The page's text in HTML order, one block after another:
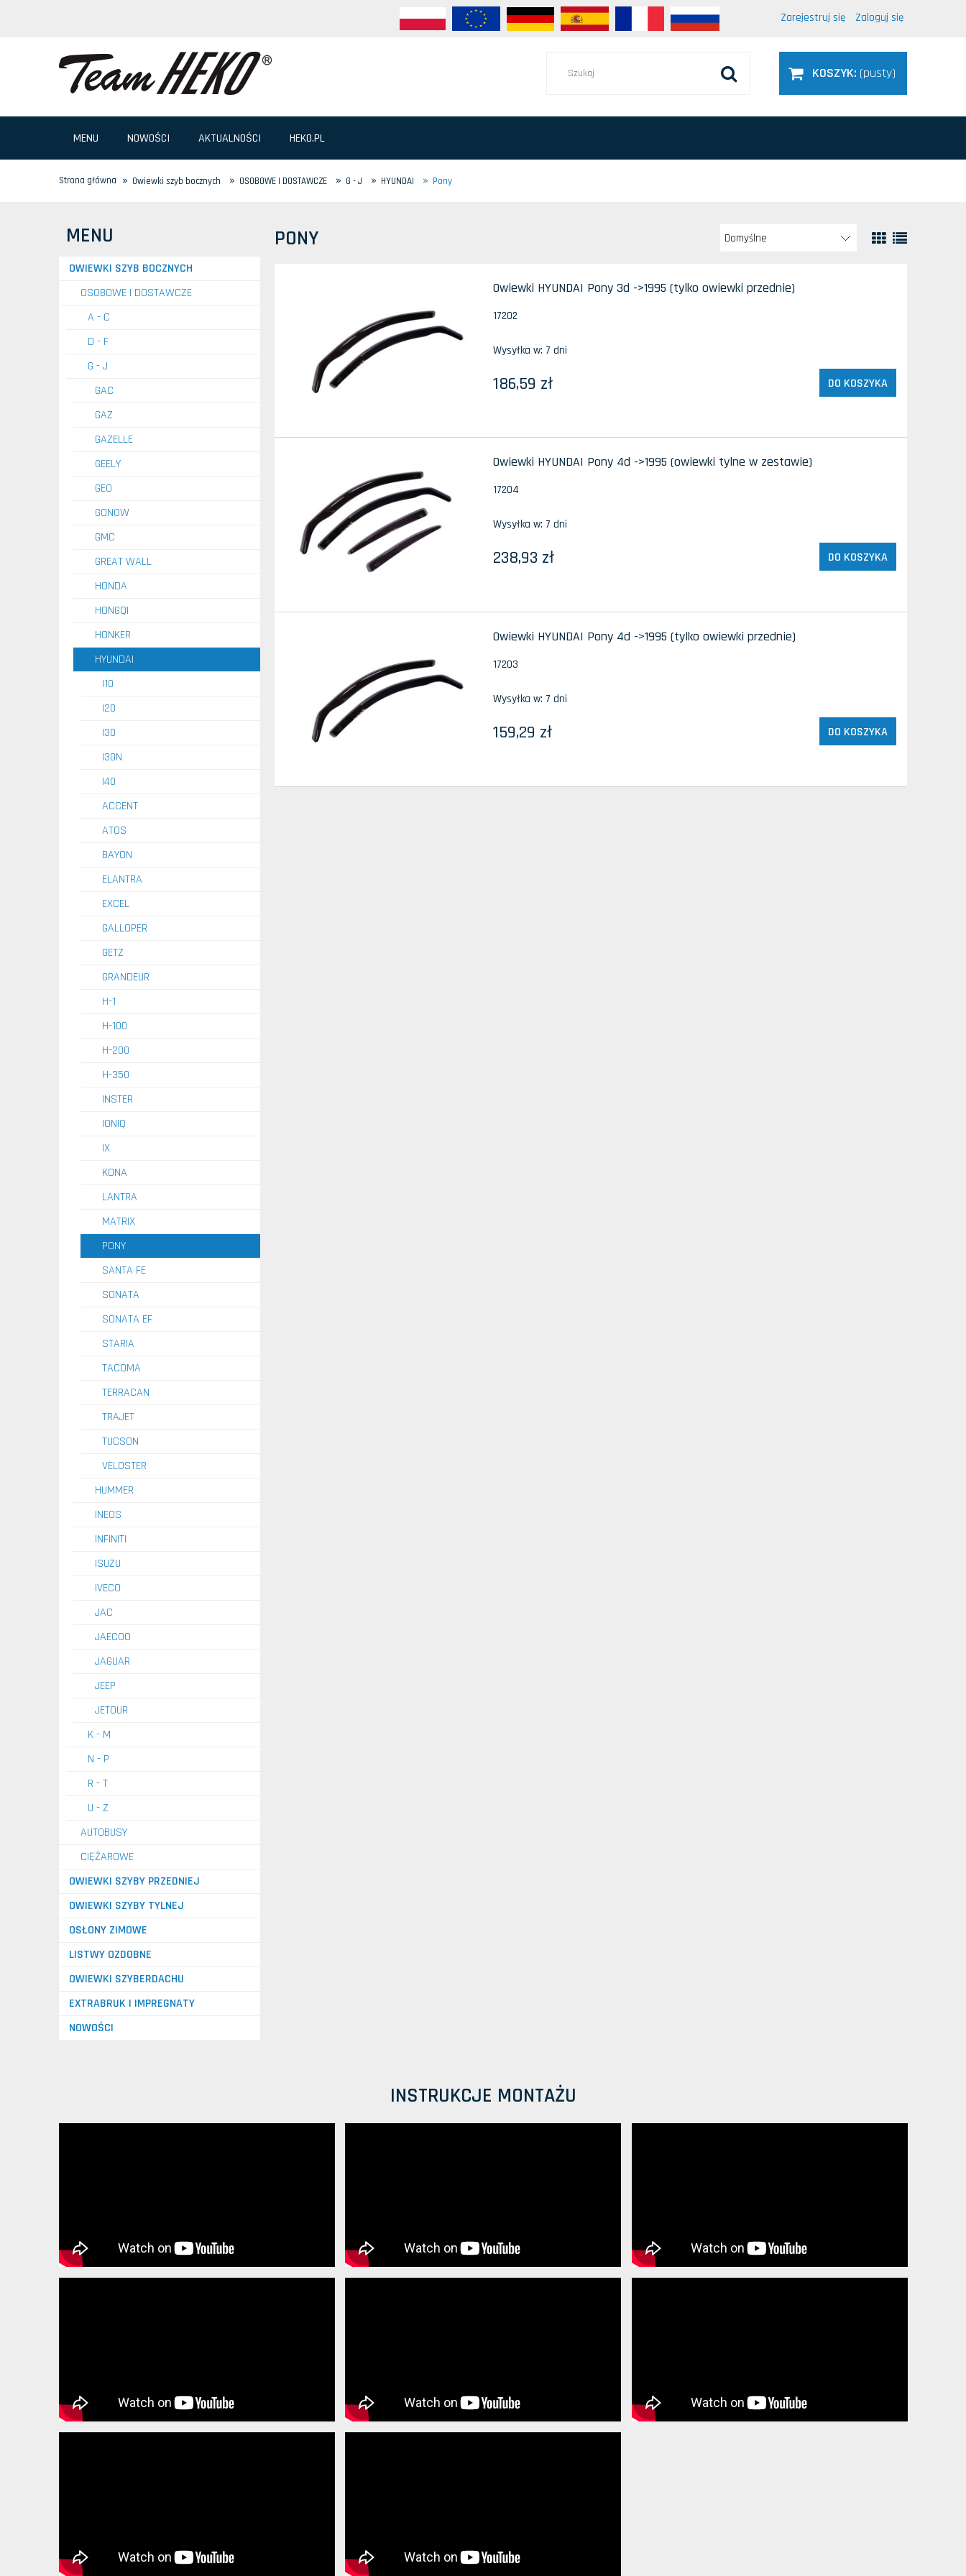
Zarejestruj się Zaloguj się
KOSZYK: (pusty)
MENU NOWOŚCI AKTUALNOŚCI HEKO.PL
Strona główna » Owiewki szyb bocznych » OSOBOWE I DOSTAWCZE » G - J » HYUNDAI » Pony
MENU
OWIEWKI SZYB BOCZNYCH
OSOBOWE I DOSTAWCZE
A - C
D - F
G - J
GAC
GAZ
GAZELLE
GEELY
GEO
GONOW
GMC
GREAT WALL
HONDA
HONGQI
HONKER
HYUNDAI
I10
I20
I30
I30N
I40
ACCENT
ATOS
BAYON
ELANTRA
EXCEL
GALLOPER
GETZ
GRANDEUR
H-1
H-100
H-200
H-350
INSTER
IONIQ
IX
KONA
LANTRA
MATRIX
PONY
SANTA FE
SONATA
SONATA EF
STARIA
TACOMA
TERRACAN
TRAJET
TUCSON
VELOSTER
HUMMER
INEOS
INFINITI
ISUZU
IVECO
JAC
JAECOO
JAGUAR
JEEP
JETOUR
K - M
N - P
R - T
U - Z
AUTOBUSY
CIĘŻAROWE
OWIEWKI SZYBY PRZEDNIEJ
OWIEWKI SZYBY TYLNEJ
OSŁONY ZIMOWE
LISTWY OZDOBNE
OWIEWKI SZYBERDACHU
EXTRABRUK I IMPREGNATY
NOWOŚCI
PONY
Owiewki HYUNDAI Pony 3d ->1995 (tylko owiewki przednie)
17202
Wysyłka w: 7 dni
186,59 zł DO KOSZYKA
Owiewki HYUNDAI Pony 4d ->1995 (owiewki tylne w zestawie)
17204
Wysyłka w: 7 dni
238,93 zł DO KOSZYKA
Owiewki HYUNDAI Pony 4d ->1995 (tylko owiewki przednie)
17203
Wysyłka w: 7 dni
159,29 zł DO KOSZYKA
INSTRUKCJE MONTAŻU